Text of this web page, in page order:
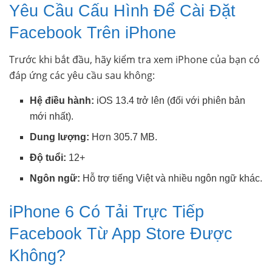
Yêu Cầu Cấu Hình Để Cài Đặt
Facebook Trên iPhone
Trước khi bắt đầu, hãy kiểm tra xem iPhone của bạn có
đáp ứng các yêu cầu sau không:
Hệ điều hành: iOS 13.4 trở lên (đối với phiên bản
mới nhất).
Dung lượng: Hơn 305.7 MB.
Độ tuổi: 12+
Ngôn ngữ: Hỗ trợ tiếng Việt và nhiều ngôn ngữ khác.
iPhone 6 Có Tải Trực Tiếp
Facebook Từ App Store Được
Không?